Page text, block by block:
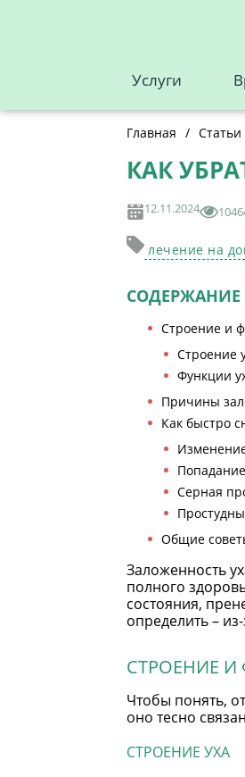
Услуги
Главная / Статьи
КАК
12.11.2024
лечение на
СОДЕРЖАНИЕ
Строение и
Строение
Функции
Причины
Как быстро
Серная
Общие
Заложенность
полного
состояния,
определить –
СТРОЕНИЕ
Чтобы понять,
оно тесно
СТРОЕНИЕ УХА